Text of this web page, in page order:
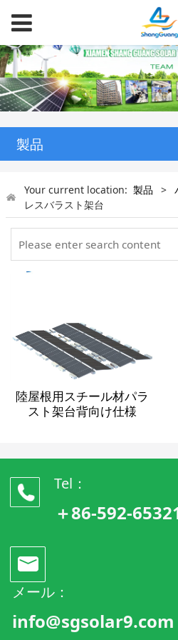
製品
Your current location: 製品 >
レスバラスト架台
陸屋根用スチール材パラ
スト架台背向け仕様
Tel：
＋86-592-
メール：
info@sgsolar9.com